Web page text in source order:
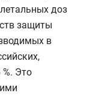
доз
защиты
в
%. Это